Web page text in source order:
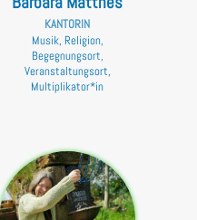
KANTORIN
Musik, Religion,
Begegnungsort,
Veranstaltungsort,
Multiplikator*in